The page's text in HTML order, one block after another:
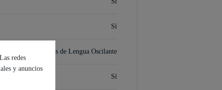
Sí
10 Movimientos de Lengua Oscilante
Sí
redes
y anuncios